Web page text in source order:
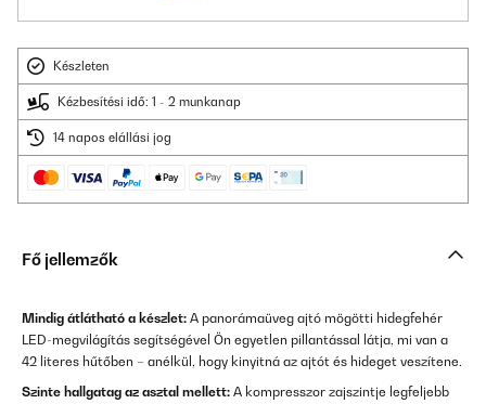
Készleten
Kézbesítési idő: 1 - 2 munkanap
14 napos elállási jog
Fő jellemzők
Mindig átlátható a készlet: A panorámaüveg ajtó mögötti hidegfehér
LED-megvilágítás segítségével Ön egyetlen pillantással látja, mi van a
42 literes hűtőben – anélkül, hogy kinyitná az ajtót és hideget veszítene.
Szinte hallgatag az asztal mellett: A kompresszor zajszintje legfeljebb